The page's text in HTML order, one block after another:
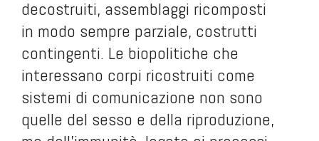
decostruiti, assemblaggi ricomposti
in modo sempre parziale, costrutti
contingenti. Le biopolitiche che
interessano corpi ricostruiti come
sistemi di comunicazione non sono
quelle del sesso e della riproduzione,